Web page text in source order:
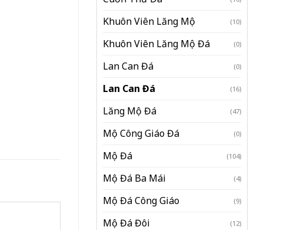
Khuôn Viên Lăng Mộ (10)
Khuôn Viên Lăng Mộ Đá (0)
Lan Can Đá (0)
Lan Can Đá (16)
Lăng Mộ Đá (47)
Mộ Công Giáo Đá (0)
Mộ Đá (104)
Mộ Đá Ba Mái (4)
Mộ Đá Công Giáo (9)
Mộ Đá Đôi (12)